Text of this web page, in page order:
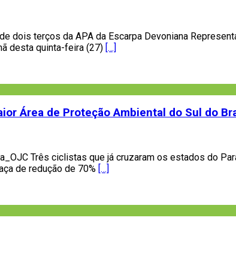
dois terços da APA da Escarpa Devoniana
desta quinta-feira (27) […]
Área de Proteção Ambiental do Sul do
Três ciclistas que já cruzaram os estados do
de redução de 70% […]